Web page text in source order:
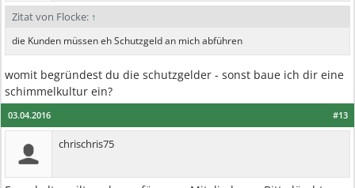
Zitat von Flocke: ↑
die Kunden müssen eh Schutzgeld an mich abführen
womit begründest du die schutzgelder - sonst baue ich dir eine
schimmelkultur ein?
#13
03.04.2016
chrischris75